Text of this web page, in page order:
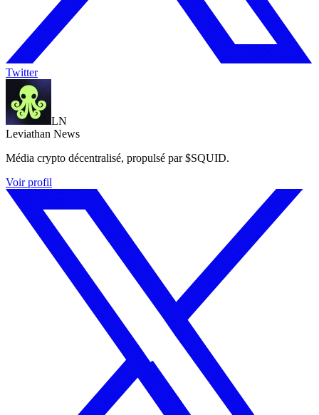
Twitter
LN
Leviathan News
Média crypto décentralisé, propulsé par $SQUID.
Voir profil